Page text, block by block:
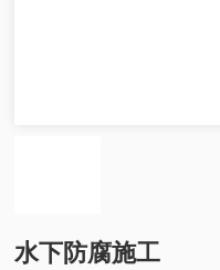
水下防腐施工